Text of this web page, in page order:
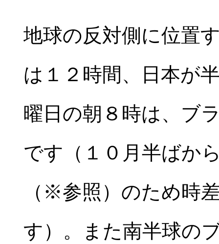
地球の反対側に位置
は１２時間、日本が
曜日の朝８時は、ブ
です（１０月半ばか
（※参照）のため時
す）。また南半球の